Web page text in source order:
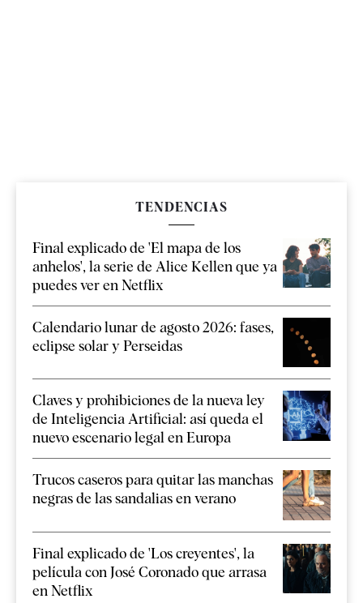
TENDENCIAS
Final explicado de 'El mapa de los
anhelos', la serie de Alice Kellen que ya
puedes ver en Netflix
Calendario lunar de agosto 2026: fases,
eclipse solar y Perseidas
Claves y prohibiciones de la nueva ley
de Inteligencia Artificial: así queda el
nuevo escenario legal en Europa
Trucos caseros para quitar las manchas
negras de las sandalias en verano
Final explicado de 'Los creyentes', la
película con José Coronado que arrasa
en Netflix